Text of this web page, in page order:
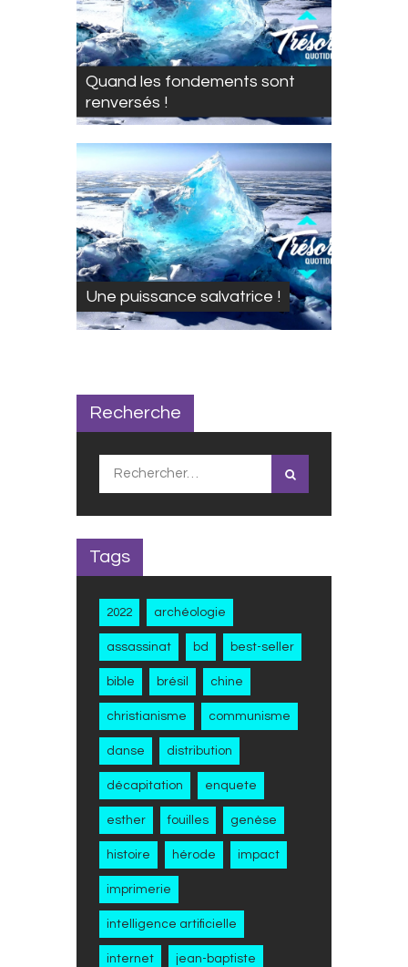
Quand les fondements sont
renversés !
Une puissance salvatrice !
Recherche
Rechercher :
Tags
2022 archéologie
assassinat bd best-seller
bible brésil chine
christianisme communisme
danse distribution
décapitation enquete
esther fouilles genèse
histoire hérode impact
imprimerie
intelligence artificielle
internet jean-baptiste